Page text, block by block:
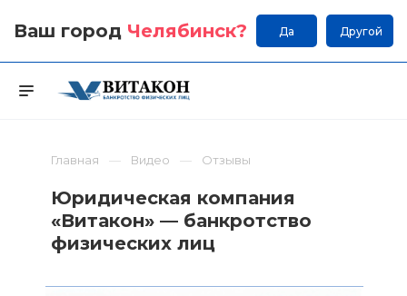
Ваш город Челябинск? Да Другой
Главная Видео Отзывы
Юридическая компания
«Витакон» — банкротство
физических лиц